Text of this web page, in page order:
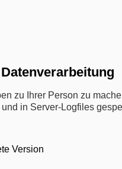
zu Ihrer Person zu
in Server-Logfiles
Version